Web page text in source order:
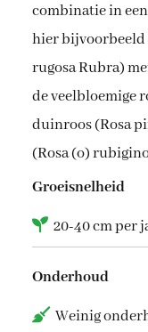
combinatie in
hier bijvoorbeeld
rugosa Rubra)
de veelbloemige
duinroos (Rosa
(Rosa (o)
Groeisnelheid
20-40 cm per
Onderhoud
Weinig